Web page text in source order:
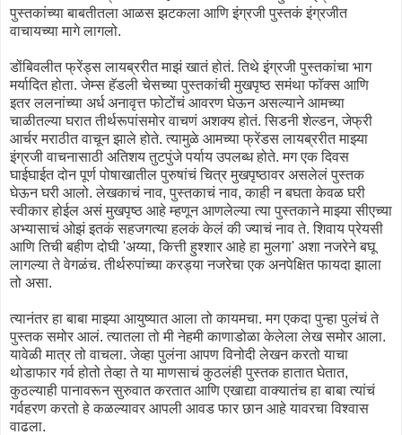
पुस्तकांच्या बाबतीतला आळस झटकला आणि इंग्रजी पुस्तकं इंग्रजीत
वाचायच्या मागे लागलो.
डोंबिवलीत फ्रेंड्स लायब्ररीत माझं खातं होतं. तिथे इंग्रजी पुस्तकांचा भाग
मर्यादित होता. जेम्स हॅडली चेसच्या पुस्तकांची मुखपृष्ठ समंथा फॉक्स आणि
इतर ललनांच्या अर्ध अनावृत्त फोटोंचं आवरण घेऊन असल्याने आमच्या
चाळीतल्या घरात तीर्थरूपांसमोर वाचणं अशक्य होतं. सिडनी शेल्डन, जेफ्री
आर्चर मराठीत वाचून झाले होते. त्यामुळे आमच्या फ्रेंडस लायब्ररीत माझ्या
इंग्रजी वाचनासाठी अतिशय तुटपुंजे पर्याय उपलब्ध होते. मग एक दिवस
घाईघाईत दोन पूर्ण पोषाखातील पुरुषांचं चित्र मुखपृष्ठावर असलेलं पुस्तक
घेऊन घरी आलो. लेखकाचं नाव, पुस्तकाचं नाव, काही न बघता केवळ घरी
स्वीकार होईल असं मुखपृष्ठ आहे म्हणून आणलेल्या त्या पुस्तकाने माझ्या सीएच्या
अभ्यासाचं ओझं इतकं सहजगत्या हलकं केलं की ज्याचं नाव ते. शिवाय प्रेयसी
आणि तिची बहीण दोघी 'अय्या, कित्ती हुश्शार आहे हा मुलगा' अशा नजरेने बघू
लागल्या ते वेगळंच. तीर्थरुपांच्या करड्या नजरेचा एक अनपेक्षित फायदा झाला
तो असा.
त्यानंतर हा बाबा माझ्या आयुष्यात आला तो कायमचा. मग एकदा पुन्हा पुलंचं ते
पुस्तक समोर आलं. त्यातला तो मी नेहमी काणाडोळा केलेला लेख समोर आला.
यावेळी मात्र तो वाचला. जेव्हा पुलंना आपण विनोदी लेखन करतो याचा
थोडाफार गर्व होतो तेव्हा ते या माणसाचं कुठलंही पुस्तक हातात घेतात,
कुठल्याही पानावरून सुरुवात करतात आणि एखाद्या वाक्यातंच हा बाबा त्यांचं
गर्वहरण करतो हे कळल्यावर आपली आवड फार छान आहे यावरचा विश्वास
वाढला.